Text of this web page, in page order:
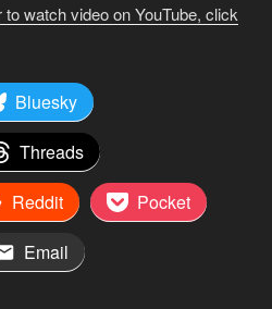
watch video on YouTube, click
Bluesky
Threads
Reddit
Pocket
Email